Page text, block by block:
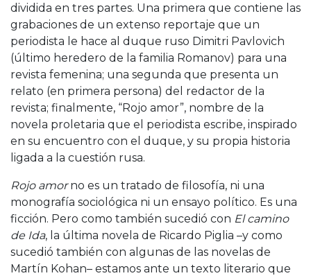
dividida en tres partes. Una primera que contiene las
grabaciones de un extenso reportaje que un
periodista le hace al duque ruso Dimitri Pavlovich
(último heredero de la familia Romanov) para una
revista femenina; una segunda que presenta un
relato (en primera persona) del redactor de la
revista; finalmente, “Rojo amor”, nombre de la
novela proletaria que el periodista escribe, inspirado
en su encuentro con el duque, y su propia historia
ligada a la cuestión rusa.
Rojo amorno es un tratado de filosofía, ni una
monografía sociológica ni un ensayo político. Es una
ficción. Pero como también sucedió con El camino
de Ida, la última novela de Ricardo Piglia –y como
sucedió también con algunas de las novelas de
Martín Kohan– estamos ante un texto literario que